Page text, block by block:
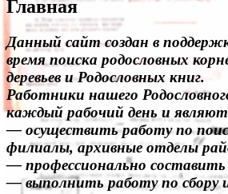
Главная
Данный сайт создан в
время поиска родословных
деревьев и Родословных книг.
Работники нашего
каждый рабочий день и
— осуществить работу по
филиалы, архивные отделы
— профессионально составить
— выполнить работу по сбору